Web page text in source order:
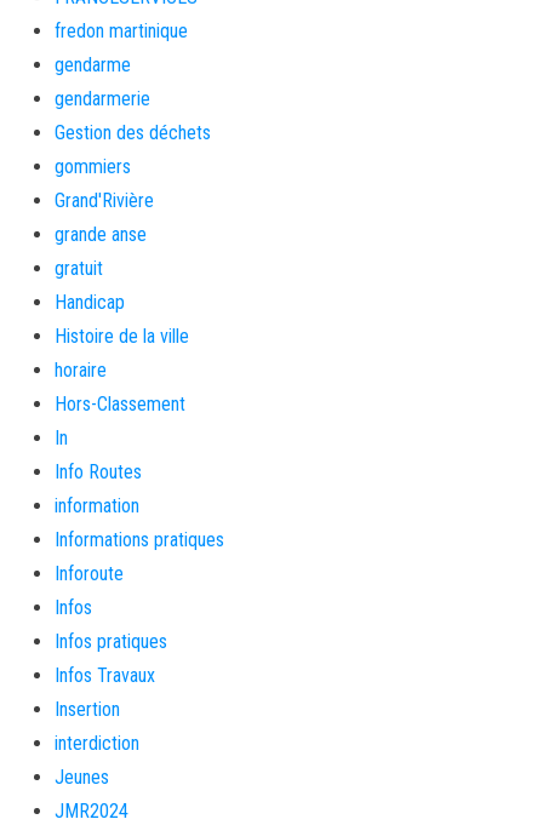
fredon martinique
gendarme
gendarmerie
Gestion des déchets
gommiers
Grand'Rivière
grande anse
gratuit
Handicap
Histoire de la ville
horaire
Hors-Classement
In
Info Routes
information
Informations pratiques
Inforoute
Infos
Infos pratiques
Infos Travaux
Insertion
interdiction
Jeunes
JMR2024